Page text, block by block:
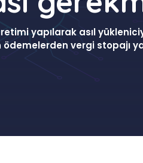
yapılarak asıl
vergi stopajı